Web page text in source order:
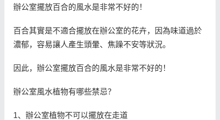
辦公室擺放百合的風水是非常不好的！
百合其實是不適合擺放在辦公室的花卉，因為味道過於
濃郁，容易讓人產生頭暈、焦躁不安等狀況。
因此，辦公室擺放百合的風水是非常不好的！
辦公室風水植物有哪些禁忌？
1、辦公室植物不可以擺放在走道